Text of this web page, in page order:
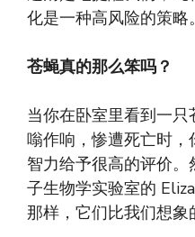
化是一种高风险的策略。
苍蝇真的那么笨吗？
当你在卧室里看到一
嗡作响，惨遭死亡时
智力给予很高的评价
子生物学实验室的
那样，它们比我们想象